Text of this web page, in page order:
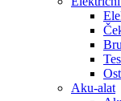
Aku-alat